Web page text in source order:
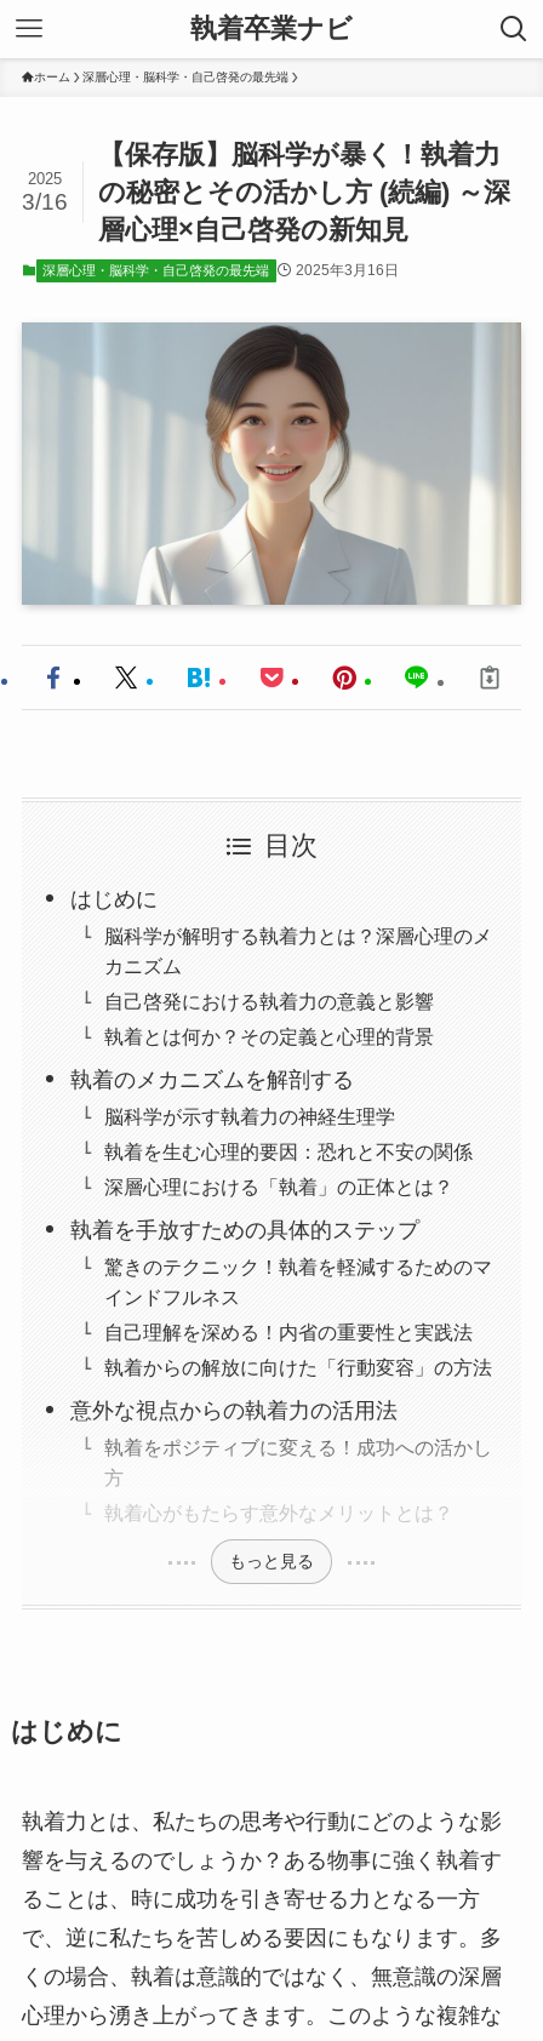
執着卒業ナビ
ホーム 深層心理・脳科学・自己啓発の最先端
【保存版】脳科学が暴く！執着力
の秘密とその活かし方 (続編) ～深
層心理×自己啓発の新知見
2025
3/16
深層心理・脳科学・自己啓発の最先端 2025年3月16日
目次
はじめに
脳科学が解明する執着力とは？深層心理のメ
カニズム
自己啓発における執着力の意義と影響
執着とは何か？その定義と心理的背景
執着のメカニズムを解剖する
脳科学が示す執着力の神経生理学
執着を生む心理的要因：恐れと不安の関係
深層心理における「執着」の正体とは？
執着を手放すための具体的ステップ
驚きのテクニック！執着を軽減するためのマ
インドフルネス
自己理解を深める！内省の重要性と実践法
執着からの解放に向けた「行動変容」の方法
意外な視点からの執着力の活用法
執着をポジティブに変える！成功への活かし
方
執着心がもたらす意外なメリットとは？
もっと見る
はじめに
執着力とは、私たちの思考や行動にどのような影
響を与えるのでしょうか？ある物事に強く執着す
ることは、時に成功を引き寄せる力となる一方
で、逆に私たちを苦しめる要因にもなります。多
くの場合、執着は意識的ではなく、無意識の深層
心理から湧き上がってきます。このような複雑な